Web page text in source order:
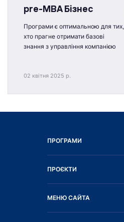
pre-MBA Бізнес
Програми є оптимальною для тих,
хто прагне отримати базові
знання з управління компанією
02 квітня 2025 р.
ПРОГРАМИ
ПРОЄКТИ
МЕНЮ САЙТА